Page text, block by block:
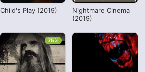
Child's Play (2019)
Nightmare Cinema
(2019)
75%